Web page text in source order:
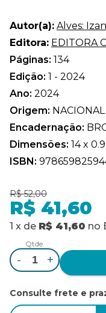
Autor(a): Alves:
Editora: EDITORA
Páginas: 134
Edição: 1 - 2024
Ano: 2024
Origem: NACIONAL
Encadernação:
Dimensões: 14 x
ISBN:
R$ 52,00
R$ 41,60
1 x de R$ 41,60 no
Qtde.
- +
Consulte frete e